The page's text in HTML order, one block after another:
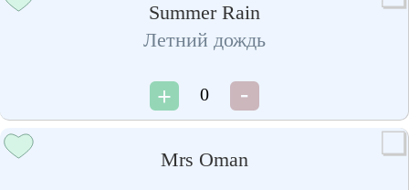
Summer Rain
Летний дождь
0
Mrs Oman